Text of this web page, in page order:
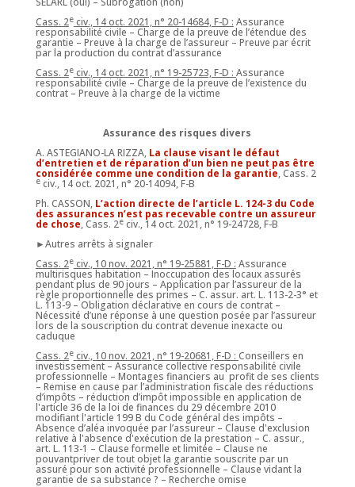
Cass. 2eciv., 14 oct. 2021, n° 20-14684, F-D : Assurance
responsabilité civile – Charge de la preuve de l’étendue des
garantie – Preuve à la charge de l’assureur – Preuve par écrit
par la production du contrat d’assurance
Cass. 2eciv., 14 oct. 2021, n° 19-25723, F-D : Assurance
responsabilité civile – Charge de la preuve de l’existence du
contrat – Preuve à la charge de la victime
Assurance des risques divers
A. ASTEGIANO-LA RIZZA, La clause visant le défaut
d’entretien et de réparation d’un bien ne peut pas être
considérée comme une condition de la garantie, Cass. 2
eciv., 14 oct. 2021, n° 20-14094, F-B
Ph. CASSON, L’action directe de l’article L. 124-3 du Code
des assurances n’est pas recevable contre un assureur
de chose, Cass. 2eciv., 14 oct. 2021, n° 19-24728, F-B
►Autres arrêts à signaler
Cass. 2eciv., 10 nov. 2021, n° 19-25881, F-D : Assurance
multirisques habitation – Inoccupation des locaux assurés
pendant plus de 90 jours – Application par l’assureur de la
règle proportionnelle des primes – C. assur. art. L. 113-2-3° et
L. 113-9 – Obligation déclarative en cours de contrat –
Nécessité d’une réponse à une question posée par l’assureur
lors de la souscription du contrat devenue inexacte ou
caduque
Cass. 2eciv., 10 nov. 2021, n° 19-20681, F-D : Conseillers en
investissement – Assurance collective responsabilité civile
professionnelle – Montages financiers au profit de ses clients
– Remise en cause par l’administration fiscale des réductions
d’impôts – réduction d’impôt impossible en application de
l'article 36 de la loi de finances du 29 décembre 2010
modifiant l'article 199 B du Code général des impôts –
Absence d’aléa invoquée par l’assureur – Clause d'exclusion
relative à l'absence d'exécution de la prestation – C. assur.,
art. L. 113-1 – Clause formelle et limitée – Clause ne
pouvantpriver de tout objet la garantie souscrite par un
assuré pour son activité professionnelle – Clause vidant la
garantie de sa substance ? – Recherche omise